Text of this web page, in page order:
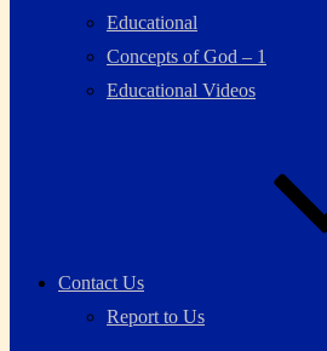
Educational
Concepts of God – 1
Educational Videos
Contact Us
Report to Us